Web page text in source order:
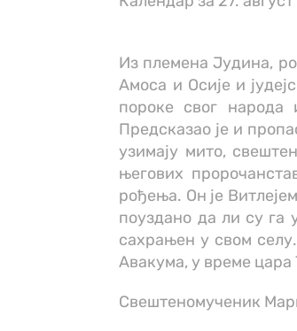
Из племена Јудина,
Амоса и Осије и
пороке свог народа
Предсказао је и
узимају мито,
његових
рођења. Он је
поуздано да ли су га
сахрањен у свом
Авакума, у време цара
Свештеномученик